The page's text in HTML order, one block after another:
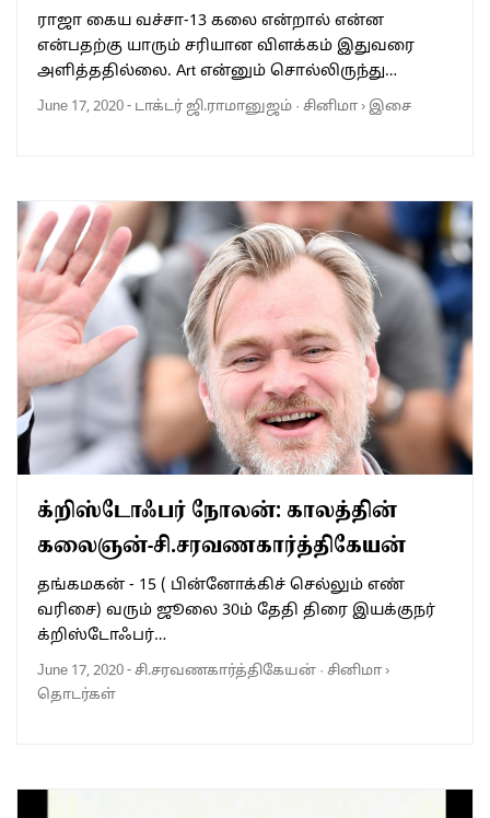
ராஜா கைய வச்சா-13 கலை என்றால் என்ன
என்பதற்கு யாரும் சரியான விளக்கம் இதுவரை
அளித்ததில்லை. Art என்னும் சொல்லிருந்து…
June 17, 2020- டாக்டர் ஜி.ராமானுஜம் · சினிமா› இசை
க்றிஸ்டோஃபர் நோலன்: காலத்தின்
கலைஞன்-சி.சரவணகார்த்திகேயன்
தங்கமகன் - 15 ( பின்னோக்கிச் செல்லும் எண்
வரிசை) வரும் ஜூலை 30ம் தேதி திரை இயக்குநர்
க்றிஸ்டோஃபர்…
June 17, 2020-சி.சரவணகார்த்திகேயன் · சினிமா›
தொடர்கள்